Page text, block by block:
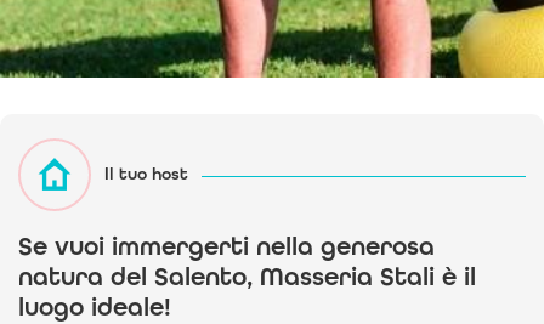
Il tuo host
Se vuoi immergerti nella generosa
natura del Salento, Masseria Stali è il
luogo ideale!